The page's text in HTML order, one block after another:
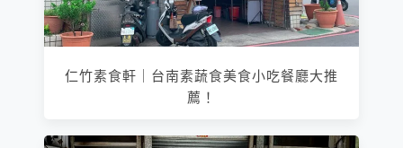
仁竹素食軒｜台南素蔬食美食小吃餐廳大推
薦！